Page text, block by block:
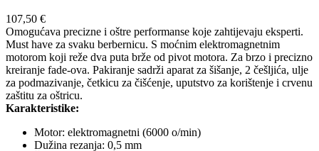
107,50 €
Omogućava precizne i oštre performanse koje zahtijevaju eksperti.
Must have za svaku berbernicu. S moćnim elektromagnetnim
motorom koji reže dva puta brže od pivot motora. Za brzo i precizno
kreiranje fade-ova. Pakiranje sadrži aparat za šišanje, 2 češljića, ulje
za podmazivanje, četkicu za čišćenje, uputstvo za korištenje i crvenu
zaštitu za oštricu.
Karakteristike:
Motor: elektromagnetni (6000 o/min)
Dužina rezanja: 0,5 mm